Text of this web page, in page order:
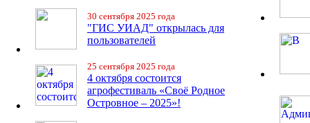
30 сентября 2025 года
"ГИС УИАД" открылась для
пользователей
25 сентября 2025 года
4 октября состоится
агрофестиваль «Своё Родное
Островное – 2025»!